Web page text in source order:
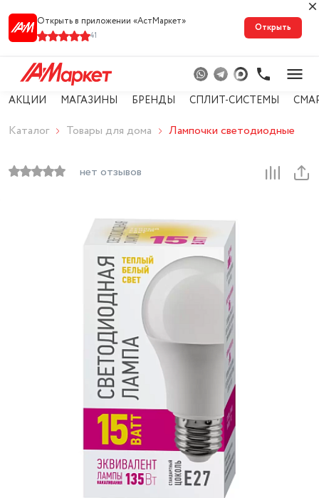
Открыть в приложении «АстМарке‪т‬»
41
Открыть
АКЦИИ МАГАЗИНЫ БРЕНДЫ СПЛИТ-СИСТЕМЫ
Каталог Товары для дома Лампочки светодиодные
нет отзывов